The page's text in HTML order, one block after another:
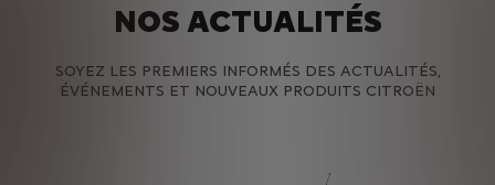
NOS ACTUALITÉS
SOYEZ LES PREMIERS INFORMÉS DES ACTUALITÉS,
ÉVÉNEMENTS ET NOUVEAUX PRODUITS CITROËN